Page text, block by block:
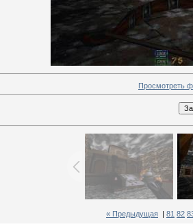
Просмотреть
« Предыдущая 81 82